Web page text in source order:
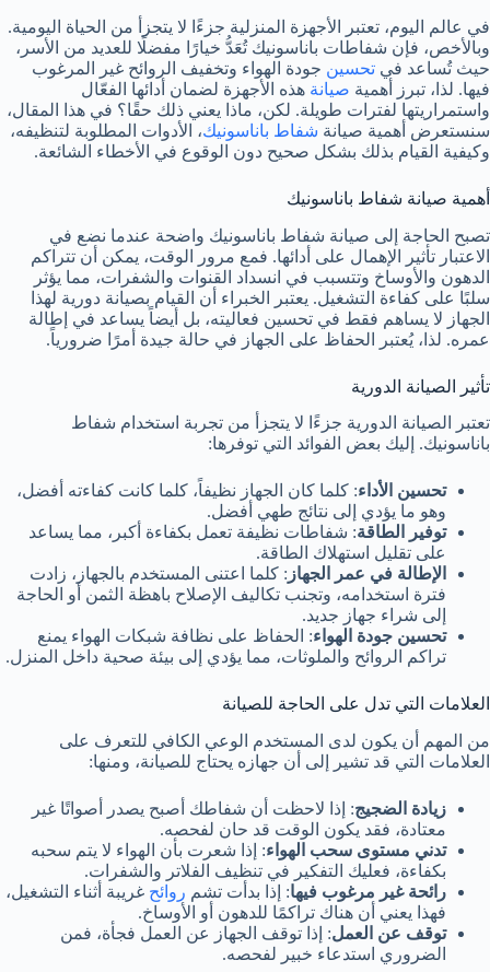
في عالم اليوم، تعتبر الأجهزة المنزلية جزءًا لا يتجزأ من الحياة اليومية.
وبالأخص، فإن شفاطات باناسونيك تُعَدُّ خيارًا مفضلًا للعديد من الأسر،
حيث تُساعد في تحسين جودة الهواء وتخفيف الروائح غير المرغوب
فيها. لذا، تبرز أهمية صيانة هذه الأجهزة لضمان أدائها الفعّال
واستمراريتها لفترات طويلة. لكن، ماذا يعني ذلك حقًا؟ في هذا المقال،
سنستعرض أهمية صيانة شفاط باناسونيك، الأدوات المطلوبة لتنظيفه،
وكيفية القيام بذلك بشكل صحيح دون الوقوع في الأخطاء الشائعة.
أهمية صيانة شفاط باناسونيك
تصبح الحاجة إلى صيانة شفاط باناسونيك واضحة عندما نضع في
الاعتبار تأثير الإهمال على أدائها. فمع مرور الوقت، يمكن أن تتراكم
الدهون والأوساخ وتتسبب في انسداد القنوات والشفرات، مما يؤثر
سلبًا على كفاءة التشغيل. يعتبر الخبراء أن القيام بصيانة دورية لهذا
الجهاز لا يساهم فقط في تحسين فعاليته، بل أيضاً يساعد في إطالة
عمره. لذا، يُعتبر الحفاظ على الجهاز في حالة جيدة أمرًا ضرورياً.
تأثير الصيانة الدورية
تعتبر الصيانة الدورية جزءًا لا يتجزأ من تجربة استخدام شفاط
باناسونيك. إليك بعض الفوائد التي توفرها:
تحسين الأداء: كلما كان الجهاز نظيفاً، كلما كانت كفاءته أفضل،
وهو ما يؤدي إلى نتائج طهي أفضل.
توفير الطاقة: شفاطات نظيفة تعمل بكفاءة أكبر، مما يساعد
على تقليل استهلاك الطاقة.
الإطالة في عمر الجهاز : كلما اعتنى المستخدم بالجهاز، زادت
فترة استخدامه، وتجنب تكاليف الإصلاح باهظة الثمن أو الحاجة
إلى شراء جهاز جديد.
تحسين جودة الهواء: الحفاظ على نظافة شبكات الهواء يمنع
تراكم الروائح والملوثات، مما يؤدي إلى بيئة صحية داخل المنزل.
العلامات التي تدل على الحاجة للصيانة
من المهم أن يكون لدى المستخدم الوعي الكافي للتعرف على
العلامات التي قد تشير إلى أن جهازه يحتاج للصيانة، ومنها:
زيادة الضجيج: إذا لاحظت أن شفاطك أصبح يصدر أصواتًا غير
معتادة، فقد يكون الوقت قد حان لفحصه.
تدني مستوى سحب الهواء: إذا شعرت بأن الهواء لا يتم سحبه
بكفاءة، فعليك التفكير في تنظيف الفلاتر والشفرات.
رائحة غير مرغوب فيها: إذا بدأت تشم روائح غريبة أثناء التشغيل،
فهذا يعني أن هناك تراكمًا للدهون أو الأوساخ.
توقف عن العمل: إذا توقف الجهاز عن العمل فجأة، فمن
الضروري استدعاء خبير لفحصه.